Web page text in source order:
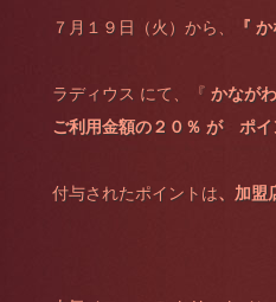
７月１９日（火）から、 『
ラディウス にて、『 かなが
ご利用金額の２０％ が ポイ
付与されたポイントは、加盟